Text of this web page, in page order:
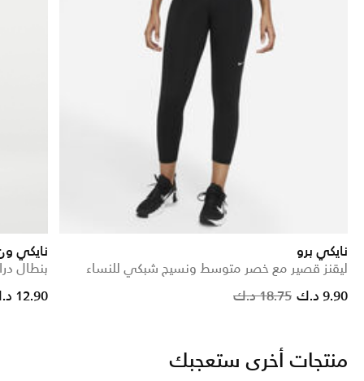
نايكي برو
ليقنز قصير مع خصر متوسط ونسيج شبكي للنساء
Price reduced from
18.75 د.ك to 9.90 د.ك
نايكي
بنطال
12.90 د.ك
منتجات أخرى ستعجبك